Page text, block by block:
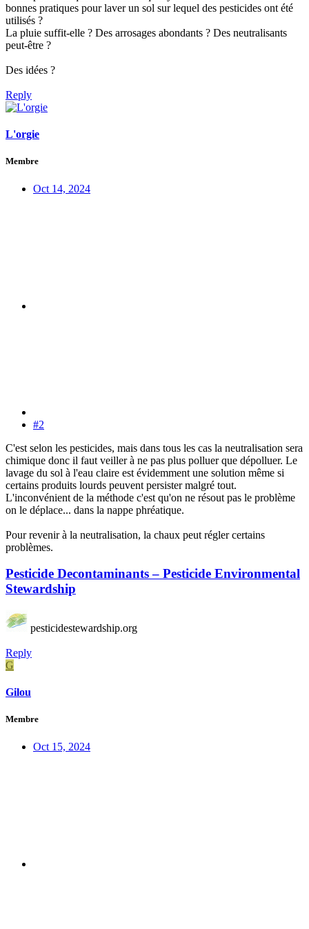
bonnes pratiques pour laver un sol sur lequel des pesticides ont été
utilisés ?
La pluie suffit-elle ? Des arrosages abondants ? Des neutralisants
peut-être ?
Des idées ?
Reply
L'orgie
Membre
Oct 14, 2024
#2
C'est selon les pesticides, mais dans tous les cas la neutralisation sera
chimique donc il faut veiller à ne pas plus polluer que dépolluer. Le
lavage du sol à l'eau claire est évidemment une solution même si
certains produits lourds peuvent persister malgré tout.
L'inconvénient de la méthode c'est qu'on ne résout pas le problème
on le déplace... dans la nappe phréatique.
Pour revenir à la neutralisation, la chaux peut régler certains
problèmes.
Pesticide Decontaminants – Pesticide Environmental
Stewardship
pesticidestewardship.org
Reply
G
Gilou
Membre
Oct 15, 2024